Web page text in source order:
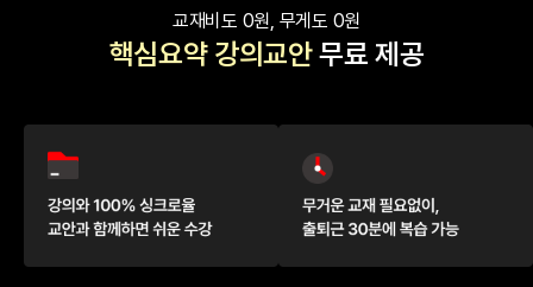
교재비도 0원, 무게도 0원
핵심요약 강의교안무료 제공